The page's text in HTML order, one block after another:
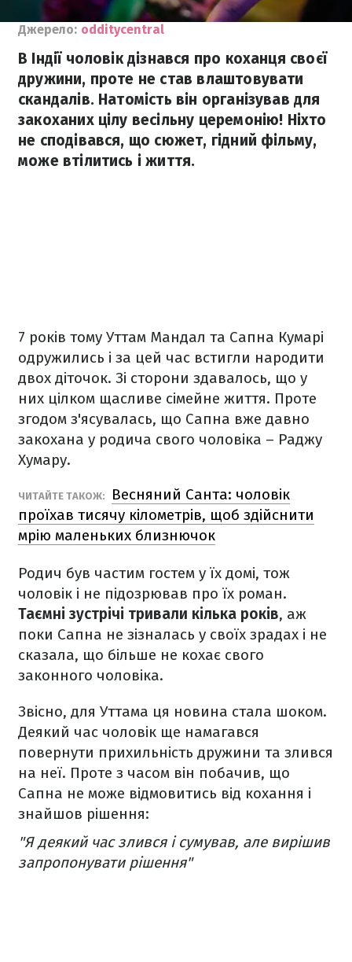
Джерело: odditycentral
В Індії чоловік дізнався про коханця своєї
дружини, проте не став влаштовувати
скандалів. Натомість він організував для
закоханих цілу весільну церемонію! Ніхто
не сподівався, що сюжет, гідний фільму,
може втілитись і життя.
7 років тому Уттам Мандал та Сапна Кумарі
одружились і за цей час встигли народити
двох діточок. Зі сторони здавалось, що у
них цілком щасливе сімейне життя. Проте
згодом з'ясувалась, що Сапна вже давно
закохана у родича свого чоловіка – Раджу
Хумару.
ЧИТАЙТЕ ТАКОЖ:
Весняний Санта: чоловік
проїхав тисячу кілометрів, щоб здійснити
мрію маленьких близнючок
Родич був частим гостем у їх домі, тож
чоловік і не підозрював про їх роман.
Таємні зустрічі тривали кілька років, аж
поки Сапна не зізналась у своїх зрадах і не
сказала, що більше не кохає свого
законного чоловіка.
Звісно, для Уттама ця новина стала шоком.
Деякий час чоловік ще намагався
повернути прихильність дружини та злився
на неї. Проте з часом він побачив, що
Сапна не може відмовитись від кохання і
знайшов рішення:
"Я деякий час злився і сумував, але вирішив
запропонувати рішення"